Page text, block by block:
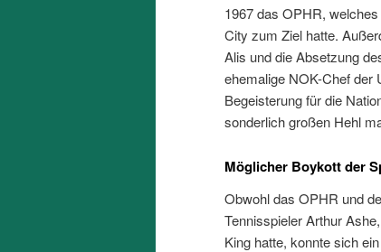
1967 das OPHR,
City zum Ziel hatte.
Alis und die Absetzung
ehemalige NOK-Chef der
Begeisterung für die
sonderlich großen Hehl
Möglicher Boykott der
Obwohl das OPHR und
Tennisspieler Arthur
King hatte, konnte sich